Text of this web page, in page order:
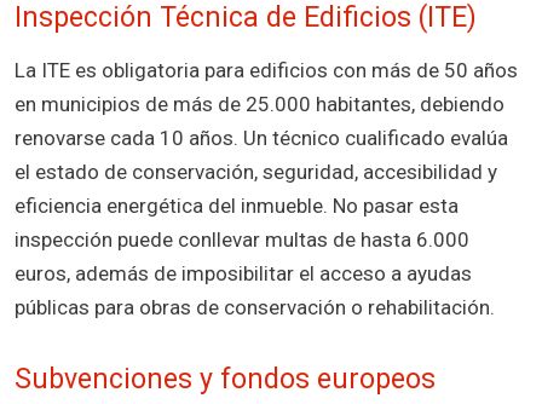
Inspección Técnica de Edificios (ITE)
La ITE es obligatoria para edificios con más de 50 años
en municipios de más de 25.000 habitantes, debiendo
renovarse cada 10 años. Un técnico cualificado evalúa
el estado de conservación, seguridad, accesibilidad y
eficiencia energética del inmueble. No pasar esta
inspección puede conllevar multas de hasta 6.000
euros, además de imposibilitar el acceso a ayudas
públicas para obras de conservación o rehabilitación.
Subvenciones y fondos europeos